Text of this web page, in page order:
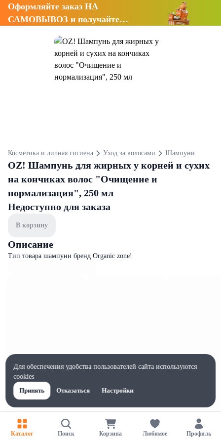
Оформляйте заказ НА
САМОВЫВОЗ и получайте
Косметика и личная гигиена Уход за волосами Шампуни
OZ! Шампунь для жирных у корней и сухих
на кончиках волос "Очищение и
нормализация", 250 мл
Недоступно для заказа
В корзину
Описание
Тип товара шампуни бренд Organic zone!
Характеристики
Ширина, мм
Каталог Поиск Корзина Любимое Профиль
Для обеспечения удобства пользователей сайта используются
cookies
Принять
Отказаться Настройки